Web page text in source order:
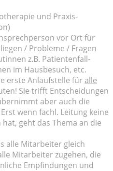
und Praxis-
vor Ort für
/ Probleme / Fragen
z.B. Patientenfall-
im Hausbesuch, etc.
erste Anlaufstelle für alle
Sie trifft Entscheidungen
aber auch die
wenn fachl. Leitung keine
geht das Thema an die
alle Mitarbeiter gleich
Mitarbeiter zugehen, die
Empfindungen und